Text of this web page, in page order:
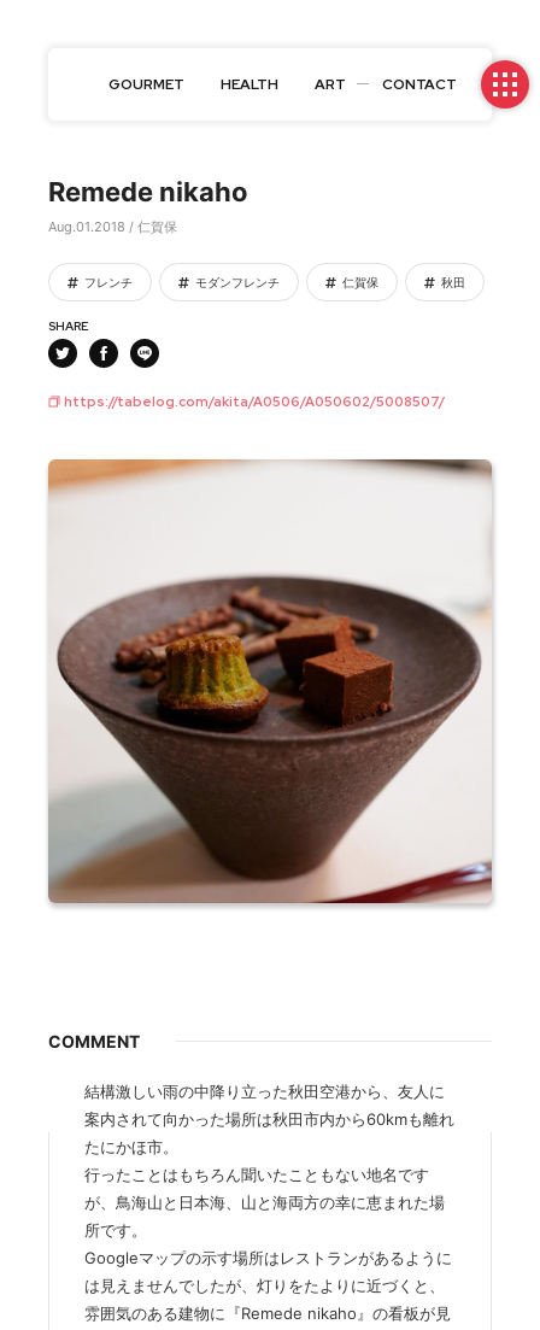
GOURMET HEALTH ART CONTACT
Remede nikaho
Aug.01.2018 / 仁賀保
フレンチ モダンフレンチ 仁賀保 秋田
SHARE
https://tabelog.com/akita/A0506/A050602/5008507/
COMMENT
結構激しい雨の中降り立った秋田空港から、友人に
案内されて向かった場所は秋田市内から60kmも離れ
たにかほ市。
行ったことはもちろん聞いたこともない地名です
が、鳥海山と日本海、山と海両方の幸に恵まれた場
所です。
Googleマップの示す場所はレストランがあるように
は見えませんでしたが、灯りをたよりに近づくと、
雰囲気のある建物に『Remede nikaho』の看板が見